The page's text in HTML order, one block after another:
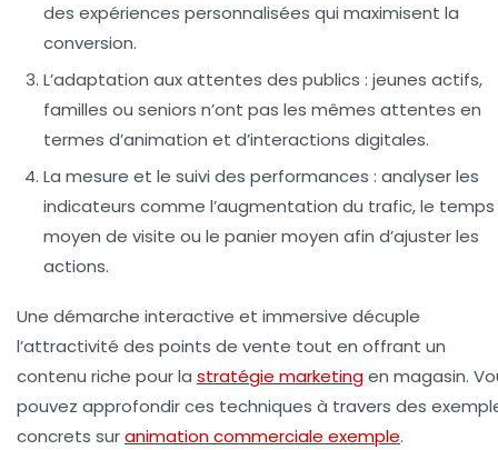
des expériences personnalisées qui maximisent la
conversion.
L’adaptation aux attentes des publics : jeunes actifs,
familles ou seniors n’ont pas les mêmes attentes en
termes d’animation et d’interactions digitales.
La mesure et le suivi des performances : analyser les
indicateurs comme l’augmentation du trafic, le temps
moyen de visite ou le panier moyen afin d’ajuster les
actions.
Une démarche interactive et immersive décuple
l’attractivité des points de vente tout en offrant un
contenu riche pour la stratégie marketingen magasin.
pouvez approfondir ces techniques à travers des
concrets suranimation commerciale exemple.